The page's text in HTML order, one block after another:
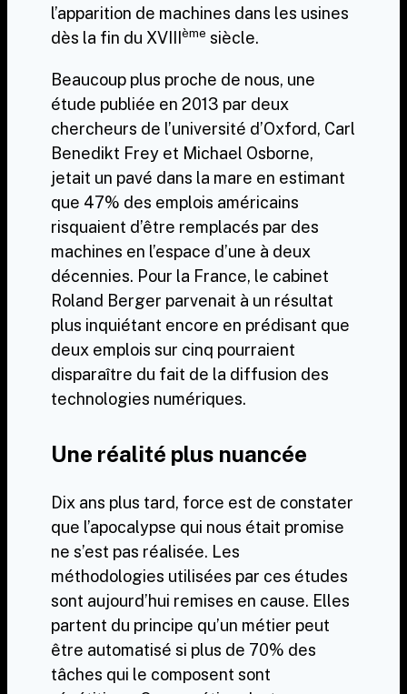
l’apparition de machines dans les usines
dès la fin du XVIII
ème siècle.
Beaucoup plus proche de nous, une
étude publiée en 2013 par deux
chercheurs de l’université d’Oxford, Carl
Benedikt Frey et Michael Osborne,
jetait un pavé dans la mare en estimant
que 47% des emplois américains
risquaient d’être remplacés par des
machines en l’espace d’une à deux
décennies. Pour la France, le cabinet
Roland Berger parvenait à un résultat
plus inquiétant encore en prédisant que
deux emplois sur cinq pourraient
disparaître du fait de la diffusion des
technologies numériques.
Une réalité plus nuancée
Dix ans plus tard, force est de constater
que l’apocalypse qui nous était promise
ne s’est pas réalisée. Les
méthodologies utilisées par ces études
sont aujourd’hui remises en cause. Elles
partent du principe qu’un métier peut
être automatisé si plus de 70% des
tâches qui le composent sont